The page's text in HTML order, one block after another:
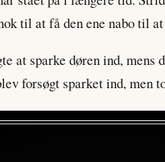
til at få den ene nabo til
at sparke døren ind, mens
forsøgt sparket ind, men